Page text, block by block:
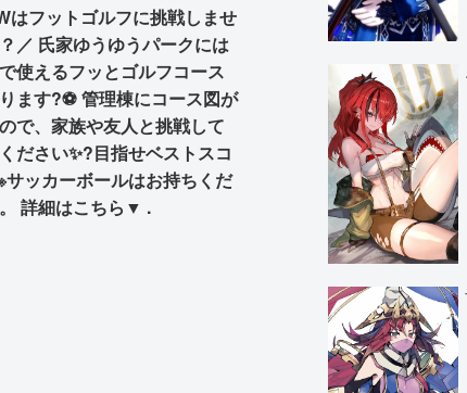
はフットゴルフに挑戦しませ
／ 氏家ゆうゆうパークには
使えるフッとゴルフコース
ます?⚽️ 管理棟にコース図が
で、家族や友人と挑戦して
ださい✨?目指せベストスコ
サッカーボールはお持ちくだ
詳細はこちら▼ .